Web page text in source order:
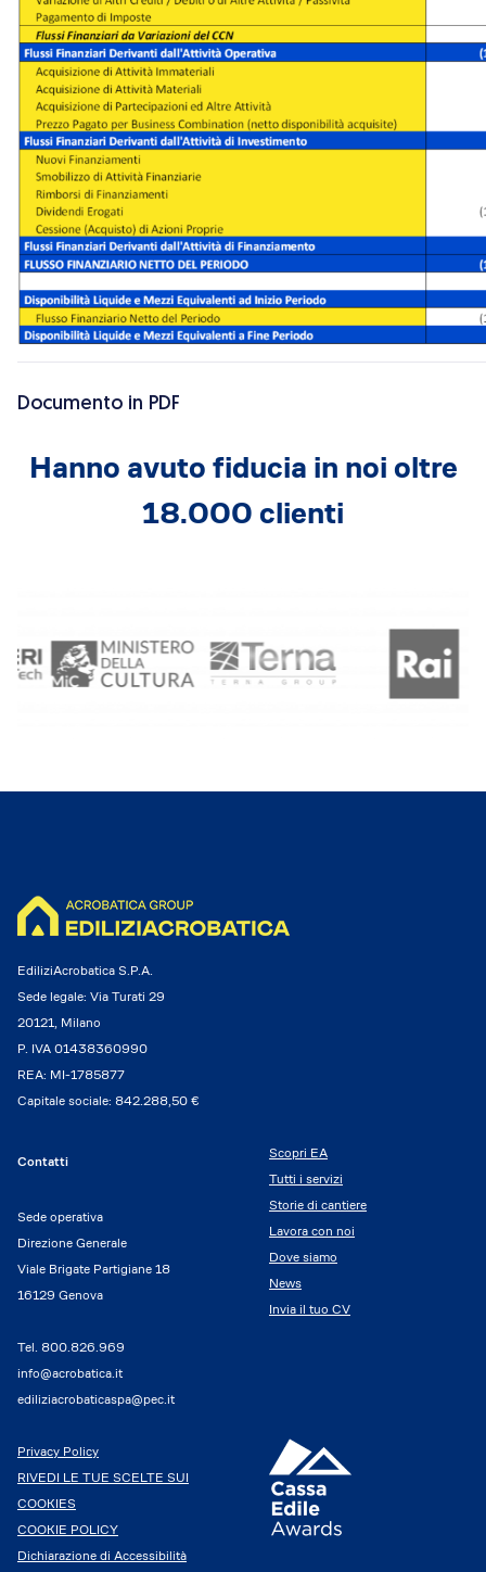
Documento in PDF
Hanno avuto fiducia in noi oltre
18.000 clienti
EdiliziAcrobatica S.P.A.
Sede legale: Via Turati 29
20121, Milano
P. IVA 01438360990
REA: MI-1785877
Capitale sociale: 842.288,50 €
Contatti
Sede operativa
Direzione Generale
Viale Brigate Partigiane 18
16129 Genova
Tel. 800.826.969
info@acrobatica.it
ediliziacrobaticaspa@pec.it
Scopri EA
Tutti i servizi
Storie di cantiere
Lavora con noi
Dove siamo
News
Invia il tuo CV
Privacy Policy
RIVEDI LE TUE SCELTE SUI
COOKIES
COOKIE POLICY
Dichiarazione di Accessibilità